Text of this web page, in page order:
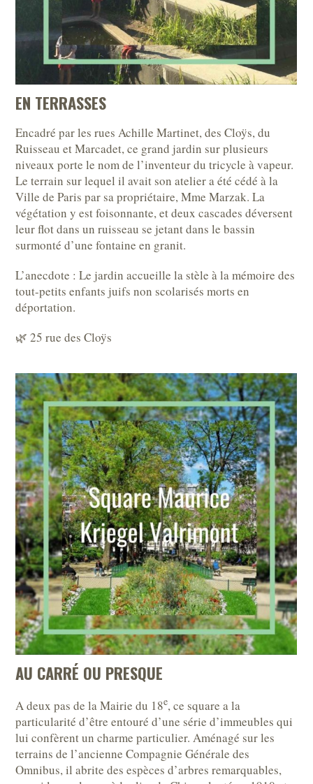
EN TERRASSES
Encadré par les rues Achille Martinet, des Cloÿs, du
Ruisseau et Marcadet, ce grand jardin sur plusieurs
niveaux porte le nom de l’inventeur du tricycle à vapeur.
Le terrain sur lequel il avait son atelier a été cédé à la
Ville de Paris par sa propriétaire, Mme Marzak. La
végétation y est foisonnante, et deux cascades déversent
leur flot dans un ruisseau se jetant dans le bassin
surmonté d’une fontaine en granit.
L’anecdote : Le jardin accueille la stèle à la mémoire des
tout-petits enfants juifs non scolarisés morts en
déportation.
🌿 25 rue des Cloÿs
AU CARRÉ OU PRESQUE
A deux pas de la Mairie du 18e, ce square a la
particularité d’être entouré d’une série d’immeubles qui
lui confèrent un charme particulier. Aménagé sur les
terrains de l’ancienne Compagnie Générale des
Omnibus, il abrite des espèces d’arbres remarquables,